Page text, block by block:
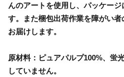
んのアートを使用し、パッケー
す。また梱包出荷作業を障がい
お届けします。
原材料：ピュアパルプ100%、蛍
していません。